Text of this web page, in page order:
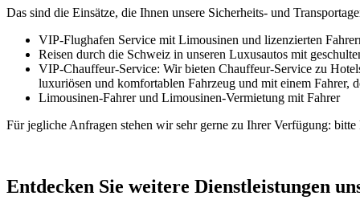
Das sind die Einsätze, die Ihnen unsere Sicherheits- und
VIP-Flughafen Service mit Limousinen und lizenzierten
Reisen durch die Schweiz in unseren Luxusautos mit
VIP-Chauffeur-Service: Wir bieten Chauffeur-Service zu
luxuriösen und komfortablen Fahrzeug und mit einem Fahrer,
Limousinen-Fahrer und Limousinen-Vermietung mit Fahrer
Für jegliche Anfragen stehen wir sehr gerne zu Ihrer Verfügung:
Entdecken Sie weitere Dienstleistungen